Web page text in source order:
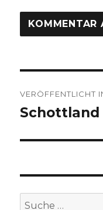
VERÖFFENTLICHT
Schottland
Suche